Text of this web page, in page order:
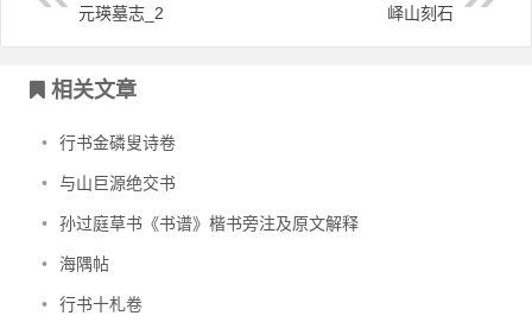
元瑛墓志_2
峄山刻石
文章导航
相关文章
• 行书金磷叟诗卷
• 与山巨源绝交书
• 孙过庭草书《书谱》楷书旁注及原文解释
• 海隅帖
• 行书十札卷